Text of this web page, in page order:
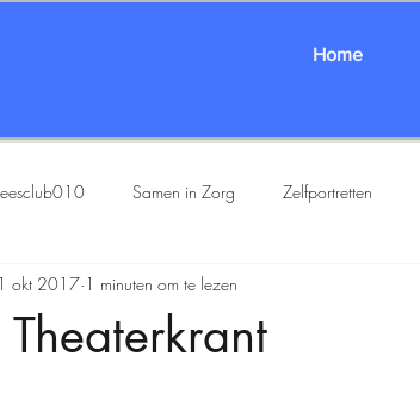
Home
Samen in Zorg Zelfportretten
De Karamazovs SHARED/FOLDER
Theaterkrant
okt 2017 1 minuten om te lezen